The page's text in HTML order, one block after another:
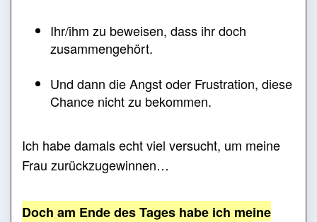
Ihr/ihm zu beweisen, dass ihr doch
zusammengehört.
Und dann die Angst oder Frustration, diese
Chance nicht zu bekommen.
Ich habe damals echt viel versucht, um meine
Frau zurückzugewinnen…
Doch am Ende des Tages habe ich meine